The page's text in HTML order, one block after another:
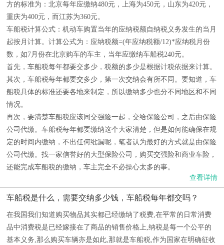
方的标准为：北京每年应缴纳480元，上海为450元，山东为420元，
重庆为400元，而江苏为360元。
车船税计算公式：机动车购置当年的应纳税额自纳税义务发生的当月
起按月计算。计算公式为：应纳税额=(年应纳税额/12)*应纳税月份
数，如7月份在北京购车的车主，当年应缴纳车船税240元。
首先，车船税每年都要交多少，税额的多少是根据计税依据来计算。
其次，车船税每年都要交多少，第一次交纳会有所不同。要知道，车
船税具体的标准还要各地来制定，所以缴纳多少也分不同地区和不同
情况。
再次，要清楚车船税应该同交强险一起，交给保险公司，之后由保险
公司代缴。车船税每年都要缴纳这个大家清楚，但是如何能确保在规
定的时间内缴纳，不出任何纰漏呢，笔者认为最好的方式就是由保险
公司代缴。找一家信誉好的大型保险公司，购买交强险和商业车险，
还能完成车船税的缴纳，车主完全不必操心太多的事。
查看详情
车船税是什么，需要交纳多少钱，车船税每年都交吗？
在我国我们知道购买物品其实都已经缴纳了税费,在平常的日常消费
品中消费税是已经嫁接在了商品的销售价格上,纳税是每一个公平的
基本义务,那么购买车辆亦是如此,那就是车船税,作为国家在明确征收